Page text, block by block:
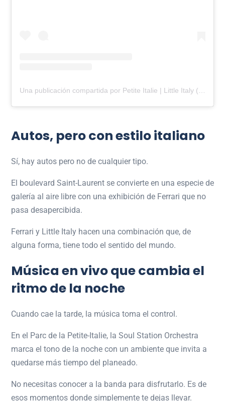
Autos, pero con estilo italiano
Sí, hay autos pero no de cualquier tipo.
El boulevard Saint-Laurent se convierte en una especie de
galería al aire libre con una exhibición de Ferrari que no
pasa desapercibida.
Ferrari y Little Italy hacen una combinación que, de
alguna forma, tiene todo el sentido del mundo.
Música en vivo que cambia el
ritmo de la noche
Cuando cae la tarde, la música toma el control.
En el Parc de la Petite-Italie, la Soul Station Orchestra
marca el tono de la noche con un ambiente que invita a
quedarse más tiempo del planeado.
No necesitas conocer a la banda para disfrutarlo. Es de
esos momentos donde simplemente te dejas llevar.